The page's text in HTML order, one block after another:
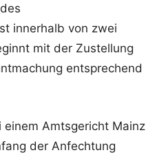
innerhalb von zwei
mit der Zustellung
entsprechend
Amtsgericht Mainz
der Anfechtung